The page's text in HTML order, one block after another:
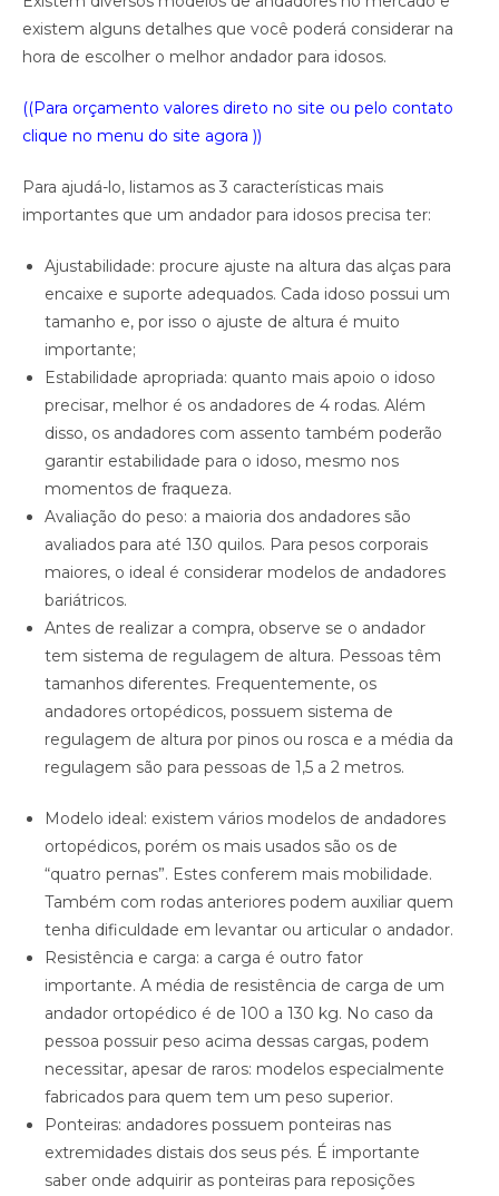
existem alguns detalhes que você poderá considerar na
hora de escolher o melhor andador para idosos.
((Para orçamento valores direto no site ou pelo contato
clique no menu do site agora ))
Para ajudá-lo, listamos as 3 características mais
importantes que um andador para idosos precisa ter:
Ajustabilidade: procure ajuste na altura das alças para
encaixe e suporte adequados. Cada idoso possui um
tamanho e, por isso o ajuste de altura é muito
importante;
Estabilidade apropriada: quanto mais apoio o idoso
precisar, melhor é os andadores de 4 rodas. Além
disso, os andadores com assento também poderão
garantir estabilidade para o idoso, mesmo nos
momentos de fraqueza.
Avaliação do peso: a maioria dos andadores são
avaliados para até 130 quilos. Para pesos corporais
maiores, o ideal é considerar modelos de andadores
bariátricos.
Antes de realizar a compra, observe se o andador
tem sistema de regulagem de altura. Pessoas têm
tamanhos diferentes. Frequentemente, os
andadores ortopédicos, possuem sistema de
regulagem de altura por pinos ou rosca e a média da
regulagem são para pessoas de 1,5 a 2 metros.
Modelo ideal: existem vários modelos de andadores
ortopédicos, porém os mais usados são os de
“quatro pernas”. Estes conferem mais mobilidade.
Também com rodas anteriores podem auxiliar quem
tenha dificuldade em levantar ou articular o andador.
Resistência e carga: a carga é outro fator
importante. A média de resistência de carga de um
andador ortopédico é de 100 a 130 kg. No caso da
pessoa possuir peso acima dessas cargas, podem
necessitar, apesar de raros: modelos especialmente
fabricados para quem tem um peso superior.
Ponteiras: andadores possuem ponteiras nas
extremidades distais dos seus pés. É importante
saber onde adquirir as ponteiras para reposições